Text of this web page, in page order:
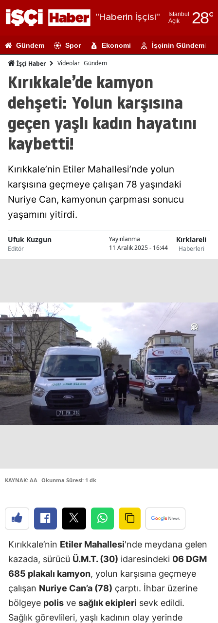
"Haberin İşçisi"
İstanbul
Açık
28°
Adıyaman
Amasya
Ankara
Aydın
Bilecik
Bingöl
Burdur
Bursa
Çanakkale
Çankırı
Çorum
Denizli
Diyarbakır
Elazığ
Erzurum
Eskişehir
Gaziantep
Gümüşhane
Hakkari
Gündem Spor Ekonomi İşçinin Gündemi
İşçi Haber Videolar Gündem
Kırıkkale’de kamyon
dehşeti: Yolun karşısına
geçen yaşlı kadın hayatını
kaybetti!
Kırıkkale’nin Etiler Mahallesi’nde yolun
karşısına geçmeye çalışan 78 yaşındaki
Nuriye Can, kamyonun çarpması sonucu
yaşamını yitirdi.
Ufuk Kuzgun
Editör
Yayınlanma
11 Aralık 2025 - 16:44
Kırklareli
Haberleri
KAYNAK: AA Okunma Süresi: 1 dk
Kırıkkale’nin Etiler Mahallesi'nde meydana gelen
kazada, sürücü Ü.M.T. (30) idaresindeki 06 DGM
685 plakalı kamyon, yolun karşısına geçmeye
çalışan Nuriye Can’a (78) çarptı. İhbar üzerine
bölgeye polis ve sağlık ekipleri sevk edildi.
Sağlık görevlileri, yaşlı kadının olay yerinde